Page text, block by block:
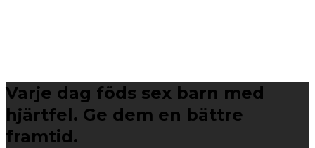
Varje dag föds sex barn med
hjärtfel. Ge dem en bättre
framtid.